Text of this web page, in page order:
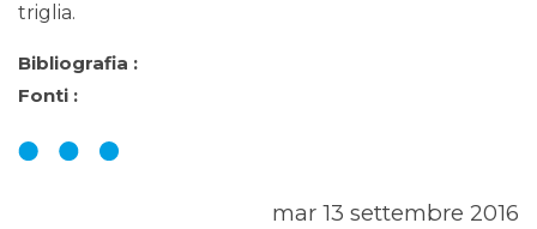
triglia.
Bibliografia :
Fonti :
mar 13 settembre 2016